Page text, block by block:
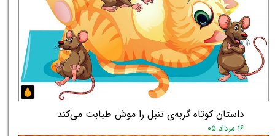
داستان کوتاه گربه‌ی تنبل را موش طبابت می‌کند
۱۶ مرداد ۰۵